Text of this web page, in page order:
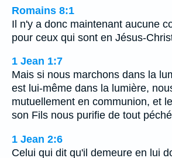
Romains 8:1
Il n'y a donc maintenant aucune
pour ceux qui sont en Jésus-
1 Jean 1:7
Mais si nous marchons dans la
est lui-même dans la lumière,
mutuellement en communion, et
son Fils nous purifie de tout
1 Jean 2:6
Celui qui dit qu'il demeure en lui